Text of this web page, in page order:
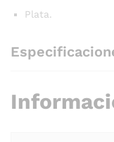
Plata.